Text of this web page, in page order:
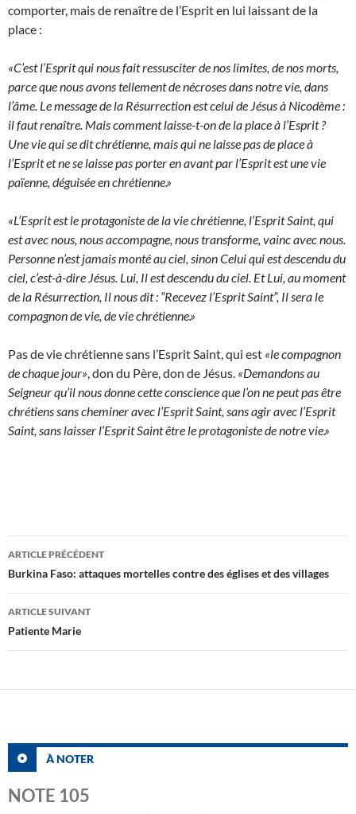
comporter, mais de renaître de l’Esprit en lui laissant de la
place :
«C’est l’Esprit qui nous fait ressusciter de nos limites, de nos morts,
parce que nous avons tellement de nécroses dans notre vie, dans
l’âme. Le message de la Résurrection est celui de Jésus à Nicodème :
il faut renaître. Mais comment laisse-t-on de la place à l’Esprit ?
Une vie qui se dit chrétienne, mais qui ne laisse pas de place à
l’Esprit et ne se laisse pas porter en avant par l’Esprit est une vie
païenne, déguisée en chrétienne.»
«L’Esprit est le protagoniste de la vie chrétienne, l’Esprit Saint, qui
est avec nous, nous accompagne, nous transforme, vainc avec nous.
Personne n’est jamais monté au ciel, sinon Celui qui est descendu du
ciel, c’est-à-dire Jésus. Lui, Il est descendu du ciel. Et Lui, au moment
de la Résurrection, Il nous dit : “Recevez l’Esprit Saint”, Il sera le
compagnon de vie, de vie chrétienne.»
Pas de vie chrétienne sans l’Esprit Saint, qui est «le compagnon
de chaque jour», don du Père, don de Jésus. «Demandons au
Seigneur qu’il nous donne cette conscience que l’on ne peut pas être
chrétiens sans cheminer avec l’Esprit Saint, sans agir avec l’Esprit
Saint, sans laisser l’Esprit Saint être le protagoniste de notre vie.»
Navigation
des
articles
ARTICLE PRÉCÉDENT
Burkina Faso: attaques mortelles contre des églises et des villages
ARTICLE SUIVANT
Patiente Marie
À NOTER
NOTE 105